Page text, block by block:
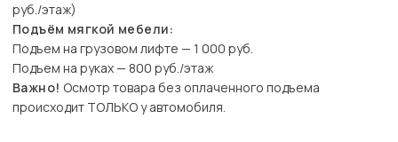
руб./этаж)
Подъём мягкой мебели:
Подъем на грузовом лифте — 1 000 руб.
Подъем на руках — 800 руб./этаж
Важно! Осмотр товара без оплаченного подъема
происходит ТОЛЬКО у автомобиля.